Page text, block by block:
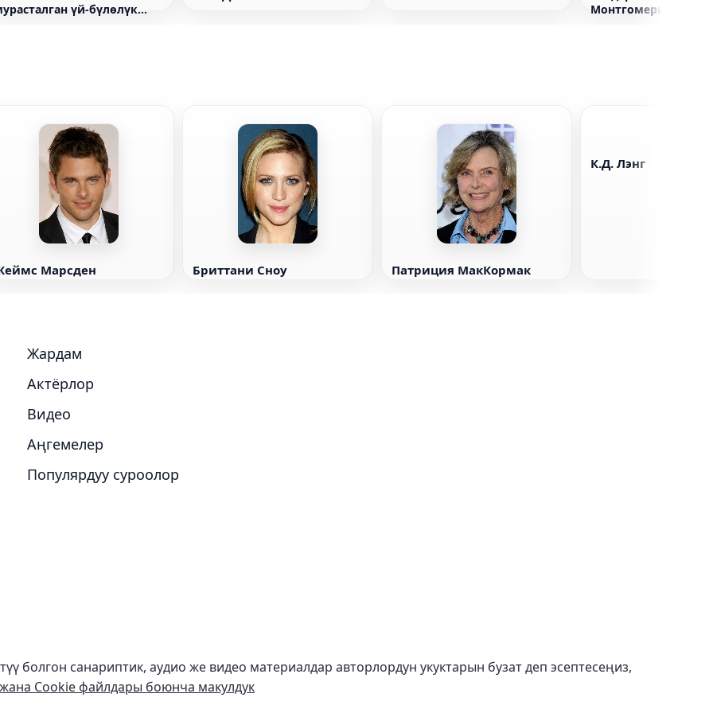
үй-бүлөлүк
Монтгомери
Марсден Бриттани Сноу Патриция МакКормак
К.Д. Лэнг
Жардам
Актёрлор
Видео
Аңгемелер
Популярдуу суроолор
болгон санариптик, аудио же видео материалдар авторлордун укуктарын бузат деп эсептесеңиз,
Cookie файлдары боюнча макулдук